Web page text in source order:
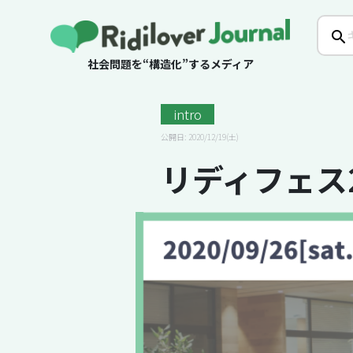
社会問題を“構造化”するメディア
intro
公開日: 2020/12/19(土)
リディフェ